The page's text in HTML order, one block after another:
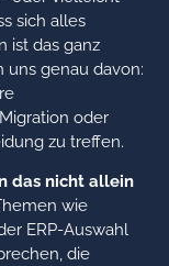
sich alles
ist das ganz
uns genau davon:
oder
zu treffen.
das nicht allein
wie
ERP-Auswahl
die